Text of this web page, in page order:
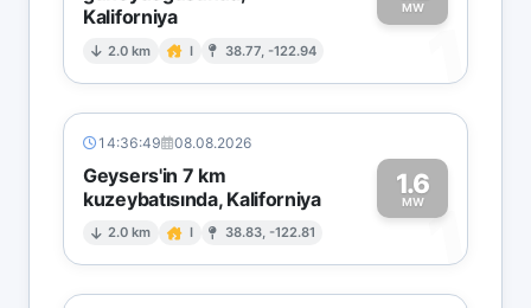
Kaliforniya
2.0 km I 38.77, -122.94
MW
1
14:36:49 08.08.2026
Geysers'in 7 km
kuzeybatısında, Kaliforniya
2.0 km I 38.83, -122.81
1.6
MW1